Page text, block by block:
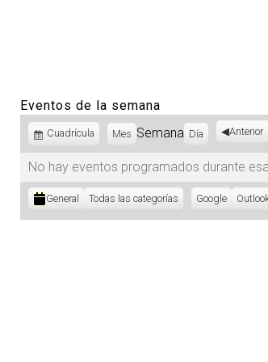
Eventos de la semana
Ver
Cuadrícula Mes Semana Día Anterior
No hay eventos programados durante
Categorías
General Todas las categorías
Subscribe
Google